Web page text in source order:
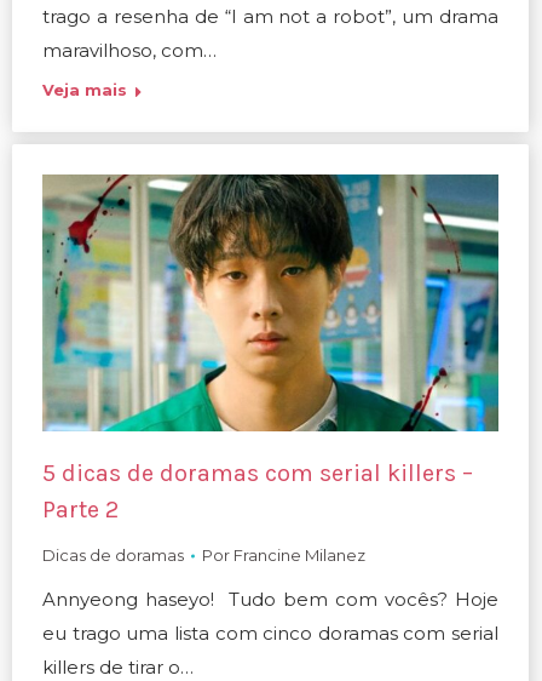
trago a resenha de “I am not a robot”, um drama
maravilhoso, com…
Veja mais
5 dicas de doramas com serial killers –
Parte 2
Dicas de doramas Por Francine Milanez
Annyeong haseyo! Tudo bem com vocês? Hoje
eu trago uma lista com cinco doramas com serial
killers de tirar o…